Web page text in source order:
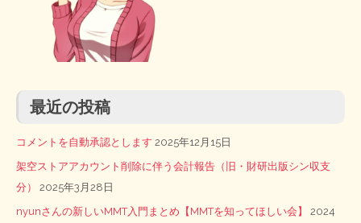
最近の投稿
コメントを自動承認とします 2025年12月15日
架空ストアアカウント削除に伴う会計報告（旧・財研出版シン収支
分）
2025年3月28日
nyunさんの新しいMMT入門まとめ【MMTを知ってほしい会】
2024